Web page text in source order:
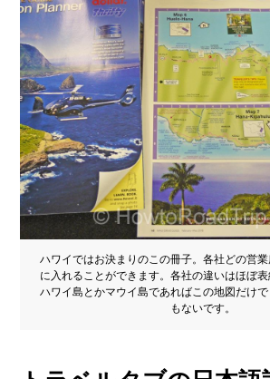
ハワイではお決まりのこの冊子。各社どの営
に入れることができます。各社の違いはほぼ表
ハワイ島とかマウイ島であればこの地図だけで
もないです。